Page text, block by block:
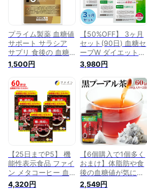
プリメント サプリ
糖質制限 糖質 お茶
内臓脂肪 BMI 改善
ダイエット 痩せる
プリメント サプリ
糖質制限 糖質 お茶
内臓脂肪 改善 ダイ
エット 痩せる
プライム製薬 血糖値
サポート サラシア
サプリ 食後の 血糖
値 が 気にな る方へ
【機能性表示食品】
1,500円
【50%OFF】 3ヶ月
セット(90日) 血糖セ
ーブW ダイエットサ
プリ 血糖値 サプリ
食事に含まれる糖の
吸収を抑える 食後に
上がる血糖値を抑え
る 高めの 空腹時 血
糖値を下げる サプリ
ダイエット サプリメ
ント サラシア コロ
ソリン酸 90日分 送
料無料 機能性表示食
品
3,980円
【25日までP5】 機
能性表示食品 ファイ
ン メタコーヒー 血
糖値 が気になる方に
糖の吸収をおだやか
4,320円
【6個購入で1個多く
おまけ】体脂肪や食
後の血糖値が気にな
る方に 【機能性表示
食品】スッキリ飲み
2,549円